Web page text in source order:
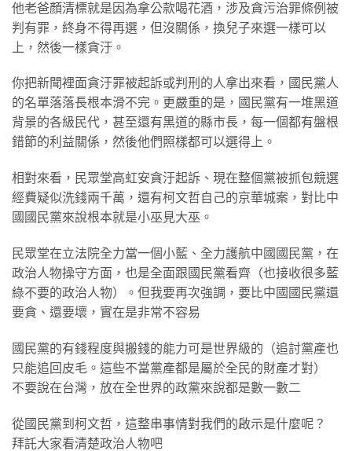
他老爸顏清標就是因為拿公款喝花酒，涉及貪污治罪條例被
判有罪，終身不得再選，但沒關係，換兒子來選一樣可以
上，然後一樣貪汙。
你把新聞裡面貪汙罪被起訴或判刑的人拿出來看，國民黨人
的名單落落長根本滑不完。更嚴重的是，國民黨有一堆黑道
背景的各級民代，甚至還有黑道的縣市長，每一個都有盤根
錯節的利益關係，然後他們照樣都可以選得上。
相對來看，民眾堂高虹安貪汙起訴、現在整個黨被抓包競選
經費疑似洗錢兩千萬，還有柯文哲自己的京華城案，對比中
國國民黨來說根本就是小巫見大巫。
民眾堂在立法院全力當一個小藍、全力護航中國國民黨，在
政治人物操守方面，也是全面跟國民黨看齊（也接收很多藍
綠不要的政治人物）。但我要再次強調，要比中國國民黨還
要貪、還要壞，實在是非常不容易
國民黨的有錢程度與搬錢的能力可是世界級的（追討黨產也
只能追回皮毛。這些不當黨產都是屬於全民的財產才對）
不要說在台灣，放在全世界的政黨來說都是數一數二
從國民黨到柯文哲，這整串事情對我們的啟示是什麼呢？
拜託大家看清楚政治人物吧